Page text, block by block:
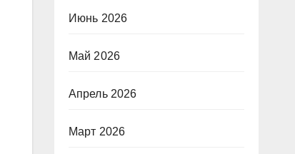
Июнь 2026
Май 2026
Апрель 2026
Март 2026